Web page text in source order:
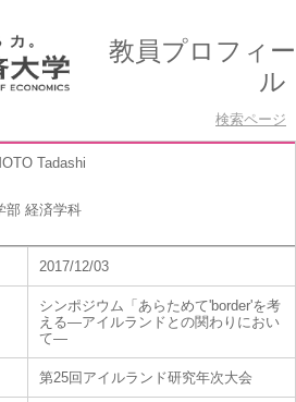
教員プロフィー
ル
検索ページ
Tadashi
部 経済学科
2017/12/03
シンポジウム「あらためて'border'を考
える―アイルランドとの関わりにおい
て―
第25回アイルランド研究年次大会